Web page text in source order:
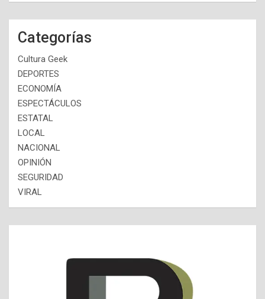
Categorías
Cultura Geek
DEPORTES
ECONOMÍA
ESPECTÁCULOS
ESTATAL
LOCAL
NACIONAL
OPINIÓN
SEGURIDAD
VIRAL